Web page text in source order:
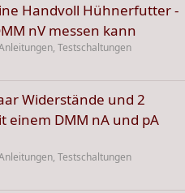
Handvoll Hühnerfutter -
nV messen kann
Testschaltungen
Widerstände und 2
einem DMM nA und pA
Testschaltungen